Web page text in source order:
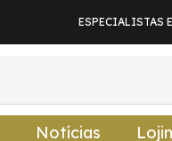
ESPECIALISTAS
Notícias